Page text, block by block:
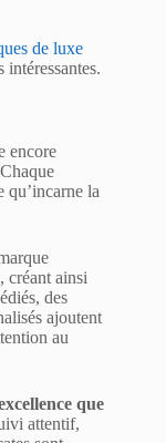
de luxe
intéressantes.
encore
qu’incarne la
créant ainsi
des
ajoutent
au
que
attentif,